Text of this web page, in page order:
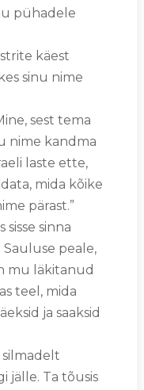
pühadele
käest
sinu nime
sest tema
nime kandma
laste ette,
mida kõike
pärast.”
sisse sinna
peale,
mu läkitanud
teel, mida
ja saaksid
silmadelt
jälle. Ta tõusis